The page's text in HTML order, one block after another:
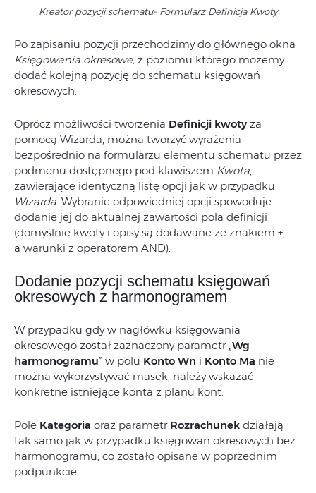
Kreator pozycji schematu- Formularz Definicja Kwoty
Po zapisaniu pozycji przechodzimy do głównego okna
Księgowania okresowe, z poziomu którego możemy
dodać kolejną pozycję do schematu księgowań
okresowych.
Oprócz możliwości tworzenia Definicji kwoty za
pomocą Wizarda, można tworzyć wyrażenia
bezpośrednio na formularzu elementu schematu przez
podmenu dostępnego pod klawiszem Kwota
zawierające identyczną listę opcji jak w przypadku
Wizarda . Wybranie odpowiedniej opcji spowoduje
dodanie jej do aktualnej zawartości pola definicji
(domyślnie kwoty i opisy są dodawane ze znakiem +,
a warunki z operatorem AND).
Dodanie pozycji schematu księgowań
okresowych z harmonogramem
W przypadku gdy w nagłówku księgowania
okresowego został zaznaczony parametr „ Wg
harmonogramu” w polu Konto Wn i Konto Ma nie
można wykorzystywać masek, należy wskazać
konkretne istniejące konta z planu kont.
Pole Kategoria oraz parametr Rozrachunek działają
tak samo jak w przypadku księgowań okresowych bez
harmonogramu, co zostało opisane w poprzednim
podpunkcie.